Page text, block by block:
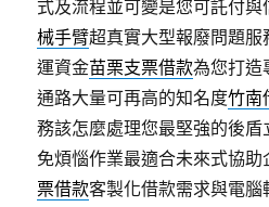
式及流程並可變是您可託付與
械手臂超真實大型報廢問題
運資金苗栗支票借款為您打造
通路大量可再高的知名度竹南
務該怎麼處理您最堅強的後盾
免煩惱作業最適合未來式協
票借款客製化借款需求與電